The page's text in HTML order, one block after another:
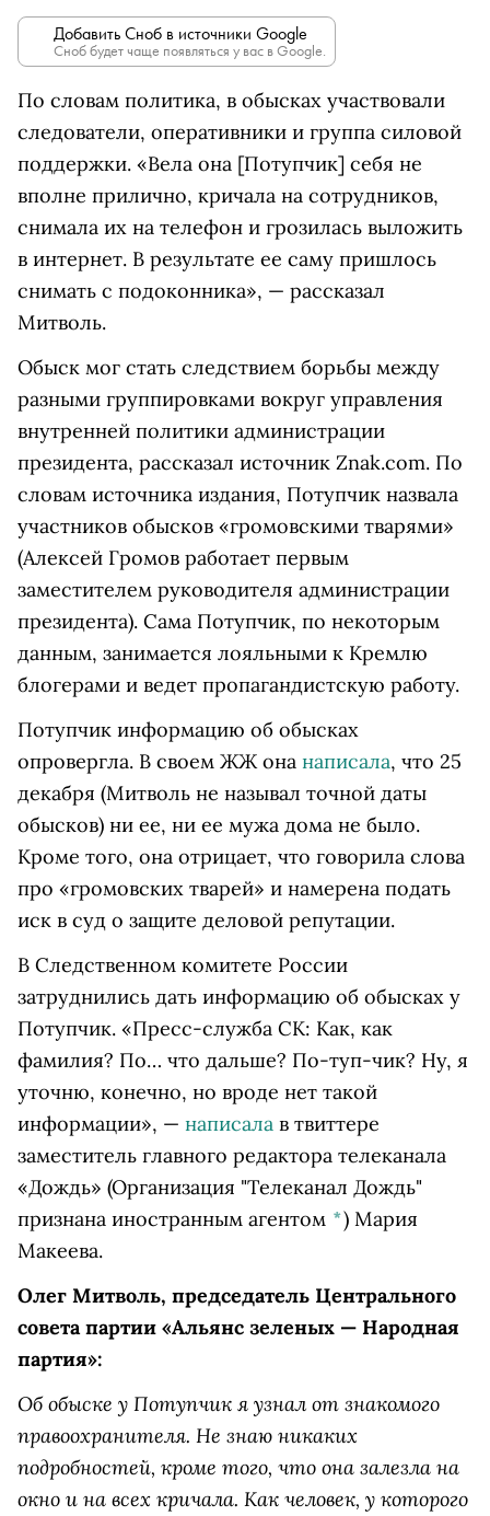
Добавить Сноб в источники Google
Сноб будет чаще появляться у вас в Google.
По словам политика, в обысках участвовали
следователи, оперативники и группа силовой
поддержки. «Вела она [Потупчик] себя не
вполне прилично, кричала на сотрудников,
снимала их на телефон и грозилась выложить
в интернет. В результате ее саму пришлось
снимать с подоконника», — рассказал
Митволь.
Обыск мог стать следствием борьбы между
разными группировками вокруг управления
внутренней политики администрации
президента, рассказал источник Znak.com. По
словам источника издания, Потупчик назвала
участников обысков «громовскими тварями»
(Алексей Громов работает первым
заместителем руководителя администрации
президента). Сама Потупчик, по некоторым
данным, занимается лояльными к Кремлю
блогерами и ведет пропагандистскую работу.
Потупчик информацию об обысках
опровергла. В своем ЖЖ она написала, что 25
декабря (Митволь не называл точной даты
обысков) ни ее, ни ее мужа дома не было.
Кроме того, она отрицает, что говорила слова
про «громовских тварей» и намерена подать
иск в суд о защите деловой репутации.
В Следственном комитете России
затруднились дать информацию об обысках у
Потупчик. «Пресс-служба СК: Как, как
фамилия? По… что дальше? По-туп-чик? Ну, я
уточню, конечно, но вроде нет такой
информации», — написала в твиттере
заместитель главного редактора телеканала
«Дождь» (Организация "Телеканал Дождь"
признана иностранным агентом *) Мария
Макеева.
Олег Митволь, председатель Центрального
совета партии «Альянс зеленых — Народная
партия»:
Об обыске у Потупчик я узнал от знакомого
правоохранителя. Не знаю никаких
подробностей, кроме того, что она залезла на
окно и на всех кричала. Как человек, у которого